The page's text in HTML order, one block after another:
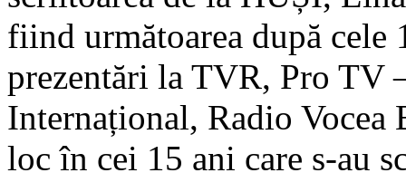
fiind următoarea după cele
prezentări la TVR, Pro TV
Internațional, Radio Vocea
loc în cei 15 ani care s-au